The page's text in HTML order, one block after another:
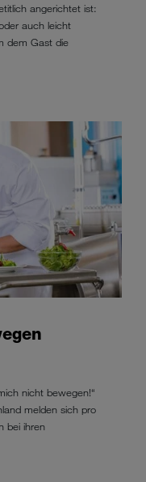
angerichtet ist:
auch leicht
dem Gast die
nicht bewegen!“
melden sich pro
bei ihren